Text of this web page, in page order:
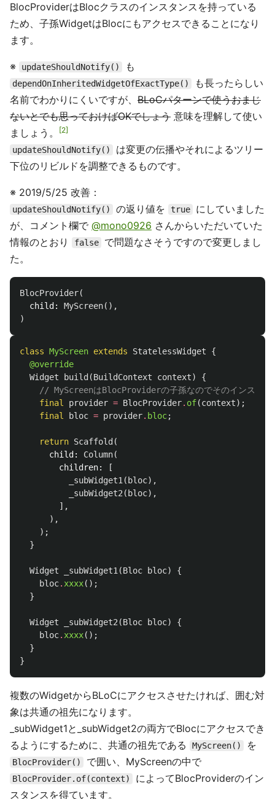
BlocProviderはBlocクラスのインスタンスを持っている
ため、子孫WidgetはBlocにもアクセスできることになり
ます。
※ updateShouldNotify() も
dependOnInheritedWidgetOfExactType()
も長ったらしい
名前でわかりにくいですが、 BLoCパターンで使うおまじ
ないとでも思っておけばOKでしょう 意味を理解して使い
ましょう。
2
updateShouldNotify()
は変更の伝播やそれによるツリー
下位のリビルドを調整できるものです。
※ 2019/5/25 改善：
updateShouldNotify() の返り値を true
にしていました
が、コメント欄で @mono0926 さんからいただいていた
情報のとおり
false
で問題なさそうですので変更しまし
た。
BlocProvider(
child:
MyScreen(),
)
class MyScreen extends StatelessWidget
{
@override
Widget
build (BuildContext context)
{
// MyScreenはBlocProviderの子孫なのでそのインスタン
final
provider = BlocProvider. of(context);
final
bloc = provider. bloc;
return Scaffold (
child:
Column(
children:
[
_subWidget1 ( bloc),
_subWidget2 ( bloc),
],
),
);
}
Widget _subWidget1 (Bloc bloc)
{
bloc. xxxx();
}
Widget _subWidget2 (Bloc bloc)
{
bloc. xxxx();
}
}
複数のWidgetからBLoCにアクセスさせたければ、囲む対
象は共通の祖先になります。
_subWidget1と_subWidget2の両方でBlocにアクセスでき
るようにするために、共通の祖先である
MyScreen() を
BlocProvider() で囲い、MyScreenの中で
BlocProvider.of(context)
によってBlocProviderのイン
スタンスを得ています。